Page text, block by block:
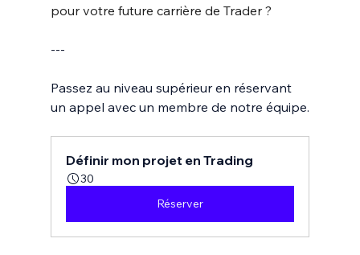
pour votre future carrière de Trader ?
---
Passez au niveau supérieur en réservant
un appel avec un membre de notre équipe.
Définir mon projet en Trading
30
Réserver